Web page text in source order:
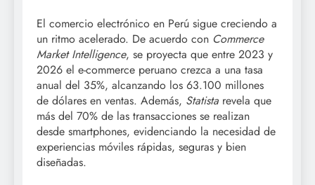
El comercio electrónico en Perú sigue creciendo a
un ritmo acelerado. De acuerdo con Commerce
Market Intelligence, se proyecta que entre 2023 y
2026 el e-commerce peruano crezca a una tasa
anual del 35%, alcanzando los 63.100 millones
de dólares en ventas. Además, Statista revela que
más del 70% de las transacciones se realizan
desde smartphones, evidenciando la necesidad de
experiencias móviles rápidas, seguras y bien
diseñadas.